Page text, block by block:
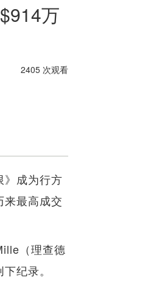
万
2405 次观看
》成为行方
最高成交
（理查德
纪录。